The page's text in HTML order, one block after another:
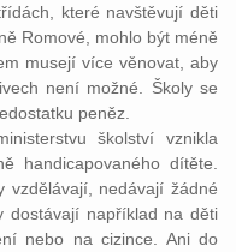
které navštěvují děti
Romové, mohlo být méně
musejí více věnovat, aby
není možné. Školy se
peněz.
školství vznikla
handicapovaného dítěte.
vzdělávají, nedávají žádné
dostávají například na děti
nebo na cizince. Ani do